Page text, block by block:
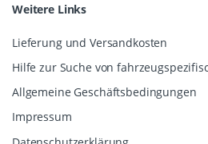
Weitere Links
Lieferung und Versandkosten
Hilfe zur Suche von
Allgemeine Geschäftsbedingungen
Impressum